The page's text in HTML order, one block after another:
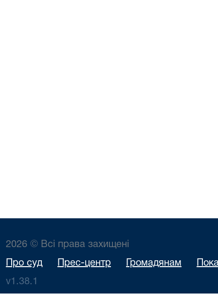
2026 © Всі права захищені
Про суд Прес-центр Громадянам
v1.38.1